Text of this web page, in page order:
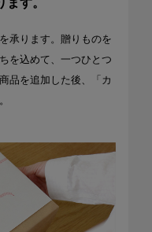
す。
承ります。贈りものを
を込めて、一つひとつ
品を追加した後、「カ